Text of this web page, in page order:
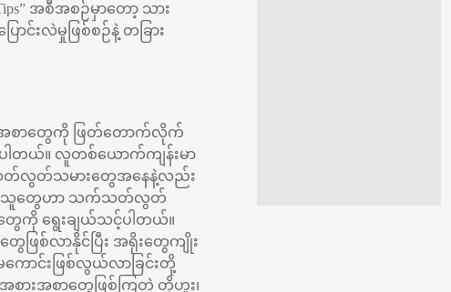
အစီအစဉ်မှာတော့ သား
းလဲမှုဖြစ်စဉ်နဲ့ တခြား
အစာတွေကို ဖြတ်တောက်လိုက်
ါတယ်။ လူတစ်ယောက်ကျန်းမာ
သတ်လွတ်သမားတွေအနေနဲ့လည်း
ကြတဲ့သူတွေဟာ သက်သတ်လွတ်
ေကို ရွေးချယ်သင့်ပါတယ်။
ြစ်လာနိုင်ပြီး အရိုးတွေကျိုး
ောင်းဖြစ်လွယ်လာခြင်းတို့
စားအစာတွေဖြစ်ကြတဲ့ တို့ဟူး၊